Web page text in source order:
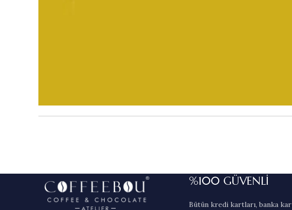
%100 GÜVENLİ
Bütün kredi kartları, banka